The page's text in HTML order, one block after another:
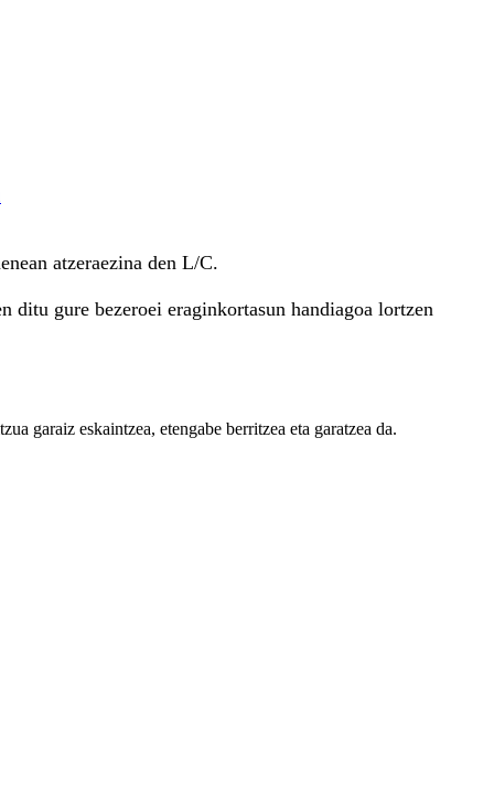
atzeraezina den L/C.
ditu gure bezeroei eraginkortasun handiagoa lortzen
garaiz eskaintzea, etengabe berritzea eta garatzea da.